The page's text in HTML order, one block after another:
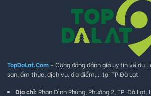
TopDaLat.Com - Cộng đồng đánh giá uy tín về du
sạn, ẩm thực, dịch vụ, địa điểm,... tại TP Đà Lạt.
Địa chỉ: Phan Đình Phùng, Phường 2, TP. Đà Lạt,